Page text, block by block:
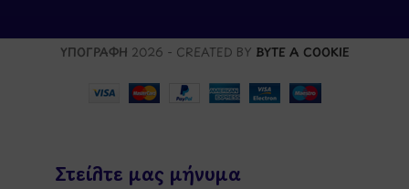
ΥΠΟΓΡΑΦΗ 2026 - CREATED BY BYTE A COOKIE
Στείλτε μας μήνυμα